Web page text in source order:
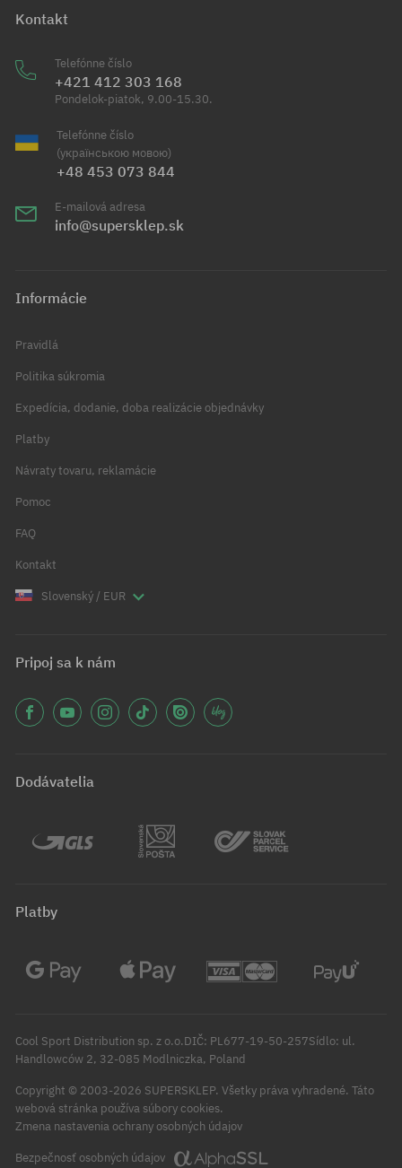
Kontakt
Telefónne číslo
+421 412 303 168
Pondelok-piatok, 9.00-15.30.
Telefónne číslo
(українською мовою)
+48 453 073 844
E-mailová adresa
info@supersklep.sk
Informácie
Pravidlá
Politika súkromia
Expedícia, dodanie, doba realizácie objednávky
Platby
Návraty tovaru, reklamácie
Pomoc
FAQ
Kontakt
Slovenský / EUR
Pripoj sa k nám
Dodávatelia
Platby
Cool Sport Distribution sp. z o.o.DIČ: PL677-19-50-257Sídlo: ul.
Handlowców 2, 32-085 Modlniczka, Poland
Copyright © 2003-2026 SUPERSKLEP. Všetky práva vyhradené. Táto
webová stránka používa súbory cookies.
Zmena nastavenia ochrany osobných údajov
Bezpečnosť osobných údajov